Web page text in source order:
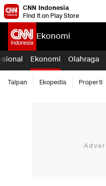
CNN Indonesia
Find it on Play Store
Ekonomi
Ekonomi Olahraga
Taipan Ekopedia Properti